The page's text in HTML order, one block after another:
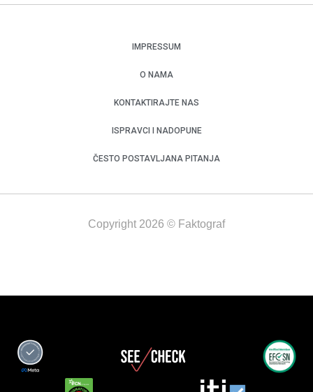
IMPRESSUM
O NAMA
KONTAKTIRAJTE NAS
ISPRAVCI I NADOPUNE
ČESTO POSTAVLJANA PITANJA
Copyright 2026 © Faktograf